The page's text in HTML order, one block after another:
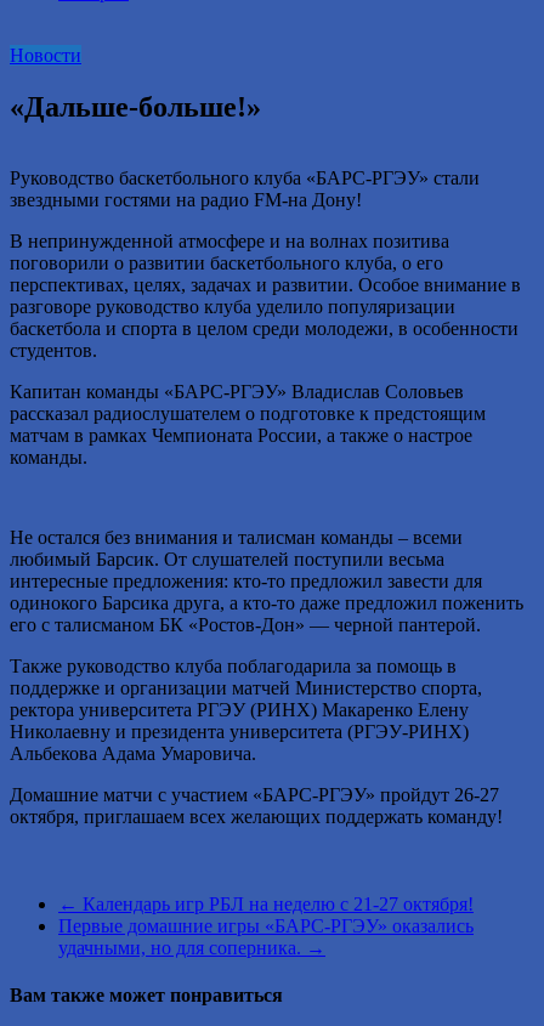
Новости
«Дальше-больше!»
Руководство баскетбольного клуба «БАРС-РГЭУ» стали
звездными гостями на радио FM-на Дону!
В непринужденной атмосфере и на волнах позитива
поговорили о развитии баскетбольного клуба, о его
перспективах, целях, задачах и развитии. Особое внимание в
разговоре руководство клуба уделило популяризации
баскетбола и спорта в целом среди молодежи, в особенности
студентов.
Капитан команды «БАРС-РГЭУ» Владислав Соловьев
рассказал радиослушателем о подготовке к предстоящим
матчам в рамках Чемпионата России, а также о настрое
команды.
Не остался без внимания и талисман команды – всеми
любимый Барсик. От слушателей поступили весьма
интересные предложения: кто-то предложил завести для
одинокого Барсика друга, а кто-то даже предложил поженить
его с талисманом БК «Ростов-Дон» — черной пантерой.
Также руководство клуба поблагодарила за помощь в
поддержке и организации матчей Министерство спорта,
ректора университета РГЭУ (РИНХ) Макаренко Елену
Николаевну и президента университета (РГЭУ-РИНХ)
Альбекова Адама Умаровича.
Домашние матчи с участием «БАРС-РГЭУ» пройдут 26-27
октября, приглашаем всех желающих поддержать команду!
← Календарь игр РБЛ на неделю с 21-27 октября!
Первые домашние игры «БАРС-РГЭУ» оказались
удачными, но для соперника. →
Вам также может понравиться